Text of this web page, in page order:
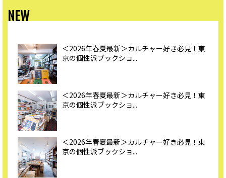
NEW
＜2026年春夏最新＞カルチャー好き必見！東
京の個性派ブックショ...
＜2026年春夏最新＞カルチャー好き必見！東
京の個性派ブックショ...
＜2026年春夏最新＞カルチャー好き必見！東
京の個性派ブックショ...